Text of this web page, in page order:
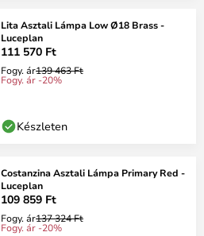
Lita Asztali Lámpa Low Ø18 Brass -
Luceplan
111 570 Ft
Fogy. ár139 463 Ft
Fogy. ár -20%
Készleten
Costanzina Asztali Lámpa Primary Red -
Luceplan
109 859 Ft
Fogy. ár137 324 Ft
Fogy. ár -20%